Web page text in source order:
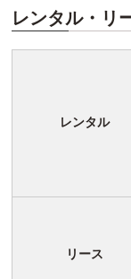
レンタル・リ
レンタル
リース